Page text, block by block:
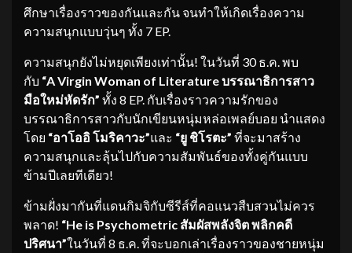
ศึกษาเรื่องราวของกันและกัน จนทำให้เกิดเรื่องความ
ความสนุกแบบวุ่นๆ ทั้ง 7 EP.
ความสนุกยังไม่หยุดเพียงเท่านั้น! ในวันที่ 30 ธ.ค. พบ
กับ “A Virgin Woman of Literature บรรณาธิการสาว
มือใหม่หัดรัก” ทั้ง 8 EP. กับเรื่องราวความรักของ
บรรณาธิการสาวกับนักเขียนหนุ่มหล่อเพลย์บอย นำแสดง
โดย “อาโออิ โมริคาวะ”และ “ยู ชิโรตะ” ที่จะมาสร้าง
ความสนุกและลุ้นไปกับความสัมพันธ์ของทั้งคู่กันแบบ
ข้ามปีเลยทีเดียว!
ข้ามฝั่งมากันที่แดนกิมจิกับซีรีส์ที่คอแนวสืบสวนไม่ควร
พลาด! “He is Psychometric สัมผัสพลังจิต พลิกคดี
ปริศนา”ในวันที่ 8 ธ.ค. ที่จะบอกเล่าเรื่องราวของชายหนุ่ม